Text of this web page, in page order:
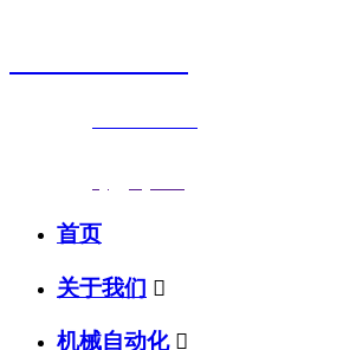
首页
关于我们 
机械自动化 